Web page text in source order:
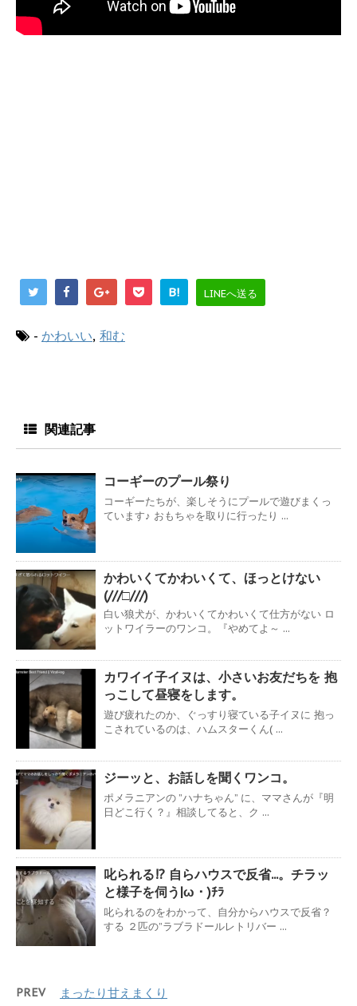
B! LINEへ送る
- かわいい, 和む
関連記事
コーギーのプール祭り
コーギーたちが、楽しそうにプールで遊びまくっ
ています♪ おもちゃを取りに行ったり ...
かわいくてかわいくて、ほっとけない
(///□///)
白い狼犬が、かわいくてかわいくて仕方がない ロ
ットワイラーのワンコ。『やめてよ～ ...
カワイイ子イヌは、小さいお友だちを 抱
っこして昼寝をします。
遊び疲れたのか、ぐっすり寝ている子イヌに 抱っ
こされているのは、ハムスターくん( ...
ジーッと、お話しを聞くワンコ。
ポメラニアンの ”ハナちゃん” に、ママさんが『明
日どこ行く？』相談してると、ク ...
叱られる!? 自らハウスで反省...。チラッ
と様子を伺う|ω・)ﾁﾗ
叱られるのをわかって、自分からハウスで反省？
する ２匹の”ラブラドールレトリバー ...
PREV まったり甘えまくり